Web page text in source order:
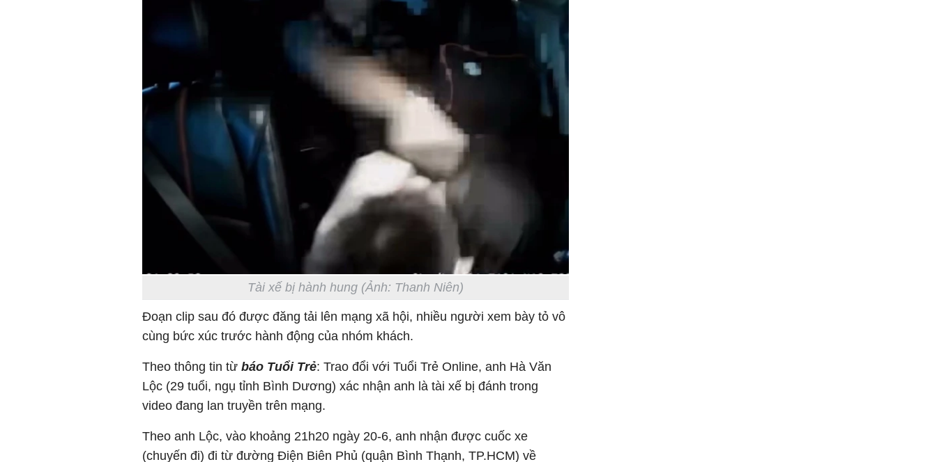
Tài xế bị hành hung (Ảnh: Thanh Niên)
Đoạn clip sau đó được đăng tải lên mạng xã hội, nhiều người xem bày tỏ vô
cùng bức xúc trước hành động của nhóm khách.
Theo thông tin từ báo Tuổi Trẻ: Trao đổi với Tuổi Trẻ Online, anh Hà Văn
Lộc (29 tuổi, ngụ tỉnh Bình Dương) xác nhận anh là tài xế bị đánh trong
video đang lan truyền trên mạng.
Theo anh Lộc, vào khoảng 21h20 ngày 20-6, anh nhận được cuốc xe
(chuyến đi) đi từ đường Điện Biên Phủ (quận Bình Thạnh, TP.HCM) về